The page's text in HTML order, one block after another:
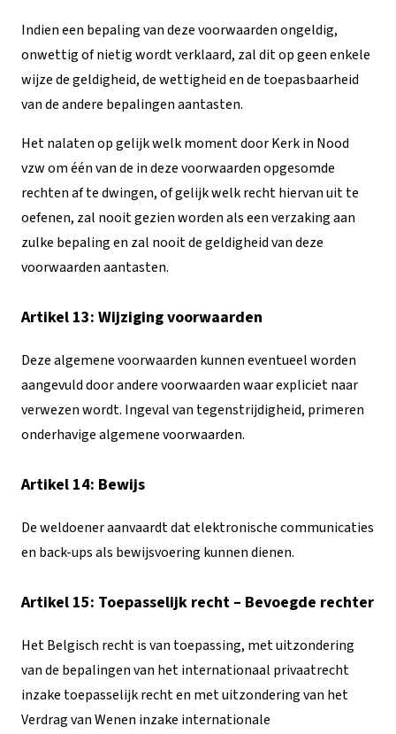
Indien een bepaling van deze voorwaarden ongeldig,
onwettig of nietig wordt verklaard, zal dit op geen enkele
wijze de geldigheid, de wettigheid en de toepasbaarheid
van de andere bepalingen aantasten.
Het nalaten op gelijk welk moment door Kerk in Nood
vzw om één van de in deze voorwaarden opgesomde
rechten af te dwingen, of gelijk welk recht hiervan uit te
oefenen, zal nooit gezien worden als een verzaking aan
zulke bepaling en zal nooit de geldigheid van deze
voorwaarden aantasten.
Artikel 13: Wijziging voorwaarden
Deze algemene voorwaarden kunnen eventueel worden
aangevuld door andere voorwaarden waar expliciet naar
verwezen wordt. Ingeval van tegenstrijdigheid, primeren
onderhavige algemene voorwaarden.
Artikel 14: Bewijs
De weldoener aanvaardt dat elektronische communicaties
en back-ups als bewijsvoering kunnen dienen.
Artikel 15: Toepasselijk recht – Bevoegde rechter
Het Belgisch recht is van toepassing, met uitzondering
van de bepalingen van het internationaal privaatrecht
inzake toepasselijk recht en met uitzondering van het
Verdrag van Wenen inzake internationale